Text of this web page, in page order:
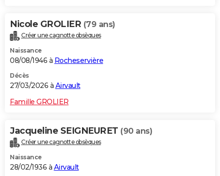
Nicole GROLIER (79 ans)
Créer une cagnotte obsèques
Naissance
08/08/1946 à Rocheservière
Décès
27/03/2026 à Airvault
Famille GROLIER
Jacqueline SEIGNEURET (90 ans)
Créer une cagnotte obsèques
Naissance
28/02/1936 à Airvault